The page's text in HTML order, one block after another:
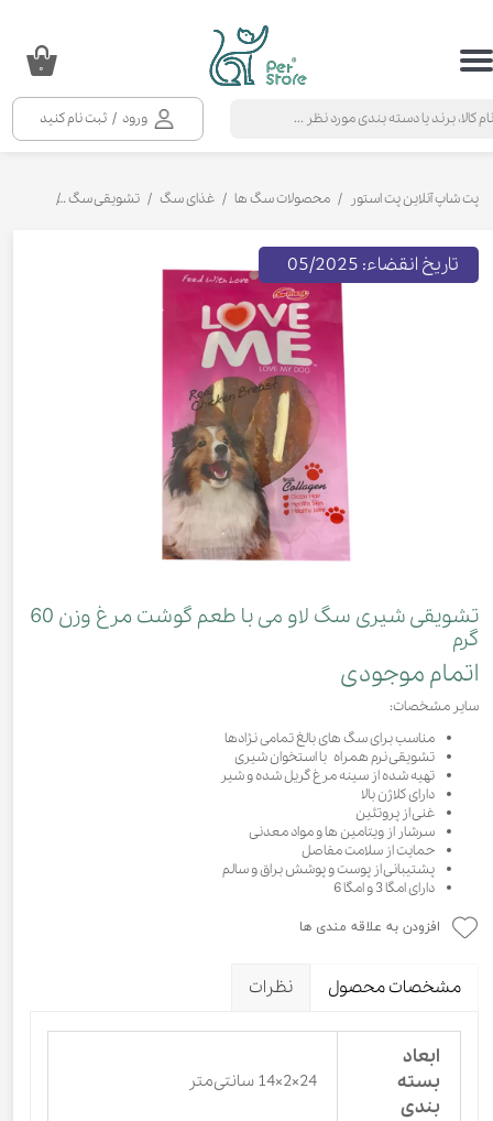
ورود / ثبت نام کنید
حساب کاربری من
خروج از حساب کاربری
۰
پت شاپ آنلاین پت استور محصولات سگ ها غذای سگ تشویقی سگ
تشویقی شیری سگ لاو می با طعم گوشت مرغ وزن 60
گرم
اتمام موجودی
سایر مشخصات:
مناسب برای سگ های بالغ تمامی نژادها
تشویقی نرم همراه با استخوان شیری
تهیه شده از سینه مرغ گریل شده و شیر
دارای کلاژن بالا
غنی از پروتئین
سرشار از ویتامین ها و مواد معدنی
حمایت از سلامت مفاصل
پشتیبانی از پوست و پوشش براق و سالم
دارای امگا 3 و امگا 6
تاریخ انقضاء: 05/2025
افزودن به علاقه مندی ها
مشخصات محصول نظرات
ابعاد
بسته
بندی
24×2×14 سانتی‌متر